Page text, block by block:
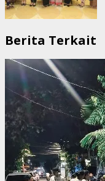
Berita Terkait